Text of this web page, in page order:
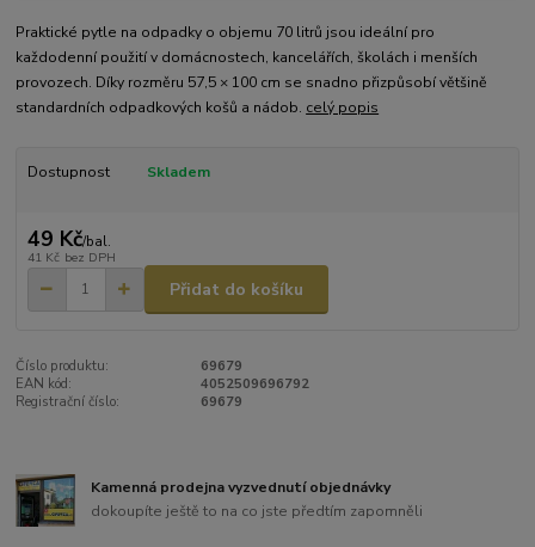
Praktické pytle na odpadky o objemu 70 litrů jsou ideální pro
každodenní použití v domácnostech, kancelářích, školách i menších
provozech. Díky rozměru 57,5 × 100 cm se snadno přizpůsobí většině
standardních odpadkových košů a nádob. celý popis
Dostupnost Skladem
49 Kč/bal.
41 Kč bez DPH
Přidat do košíku
Číslo produktu:
69679
EAN kód:
4052509696792
Registrační číslo:
69679
Kamenná prodejna vyzvednutí objednávky
dokoupíte ještě to na co jste předtím zapomněli